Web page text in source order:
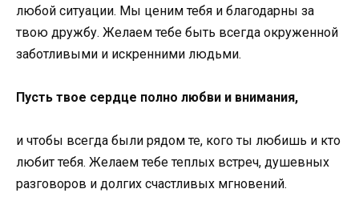
любой ситуации. Мы ценим тебя и благодарны за
твою дружбу. Желаем тебе быть всегда окруженной
заботливыми и искренними людьми.
Пусть твое сердце полно любви и внимания,
и чтобы всегда были рядом те, кого ты любишь и кто
любит тебя. Желаем тебе теплых встреч, душевных
разговоров и долгих счастливых мгновений.